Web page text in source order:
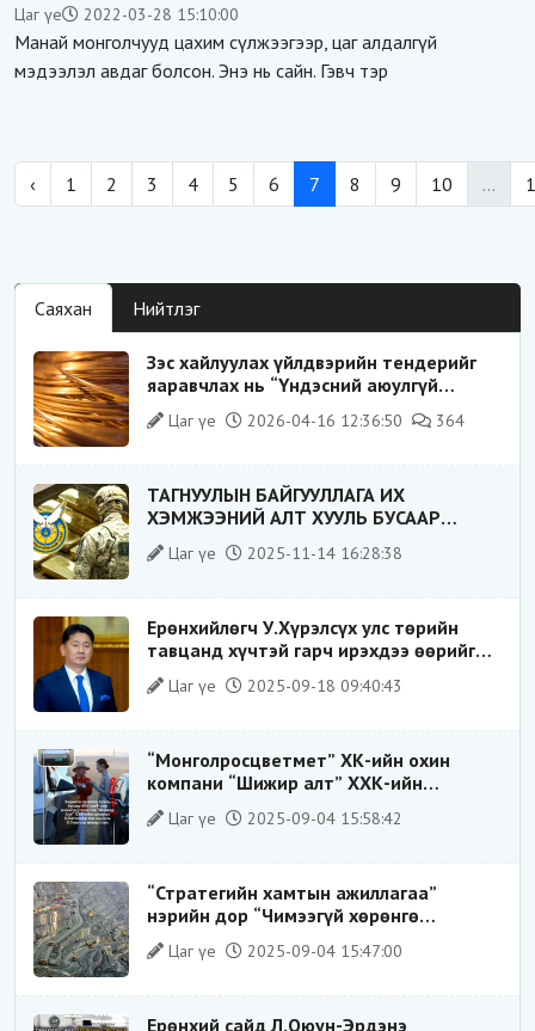
Цаг үе 2022-03-28 15:10:00
Манай монголчууд цахим сүлжээгээр, цаг алдалгүй
мэдээлэл авдаг болсон. Энэ нь сайн. Гэвч тэр
‹ 1 2 3 4 5 6 7 8 9 10 ...
Саяхан Нийтлэг
Зэс хайлуулах үйлдвэрийн тендерийг
яаравчлах нь “Үндэсний аюулгүй
байдал“-д эрсдэлтэй юу?
Цаг үе 2026-04-16 12:36:50 364
ТАГНУУЛЫН БАЙГУУЛЛАГА ИХ
ХЭМЖЭЭНИЙ АЛТ ХУУЛЬ БУСААР
ХИЛЭЭР ГАРГАХ ГЭЖ БАЙСАН
ҮЙЛДЛИЙГ ТАСЛАН ЗОГСООЛОО
Цаг үе 2025-11-14 16:28:38
Ерөнхийлөгч У.Хүрэлсүх улс төрийн
тавцанд хүчтэй гарч ирэхдээ өөрийгөө
шударга ёсны төлөө тэмцэгч, “хуучин
тогтолцооны хонгилыг нураагч” гэсэн
Цаг үе 2025-09-18 09:40:43
“Монголросцветмет” ХК-ийн охин
компани “Шижир алт” ХХК-ийн
Гүйцэтгэх захирлаар ажиллаж байсан
О.Баттөмөрт холбогдох хэрэг хаашаа
Цаг үе 2025-09-04 15:58:42
“Стратегийн хамтын ажиллагаа”
нэрийн дор “Чимээгүй хөрөнгө
хуримтлал”
Цаг үе 2025-09-04 15:47:00
Ерөнхий сайд Л.Оюун-Эрдэнэ